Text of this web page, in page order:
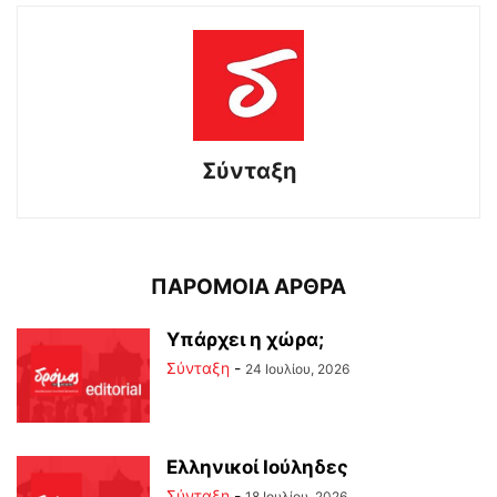
Σύνταξη
ΠΑΡΟΜΟΙΑ ΑΡΘΡΑ
Υπάρχει η χώρα;
Σύνταξη - 24 Ιουλίου, 2026
Ελληνικοί Ιούληδες